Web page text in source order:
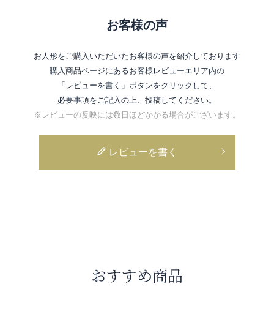
お客様の声
お人形をご購入いただいたお客様の声を紹介しております
購入商品ページにあるお客様レビューエリア内の
「レビューを書く」ボタンをクリックして、
必要事項をご記入の上、投稿してください。
※レビューの反映には数日ほどかかる場合がございます。
レビューを書く
おすすめ商品